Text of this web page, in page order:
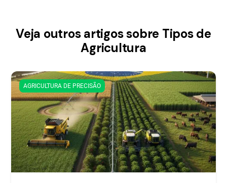
Veja outros artigos sobre Tipos de
Agricultura
AGRICULTURA DE PRECISÃO